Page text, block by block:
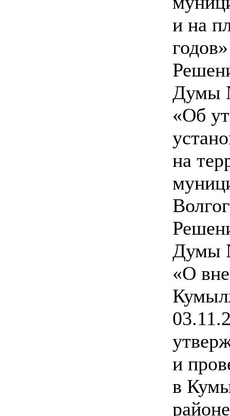
и на
годов»
Думы
«Об
на
Думы
«О
и
в